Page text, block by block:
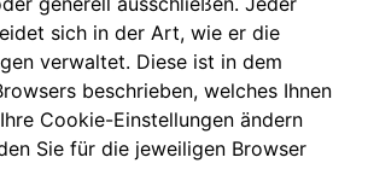
sich in der Art, wie er die
verwaltet. Diese ist in dem
beschrieben, welches Ihnen
Cookie-Einstellungen ändern
Sie für die jeweiligen Browser